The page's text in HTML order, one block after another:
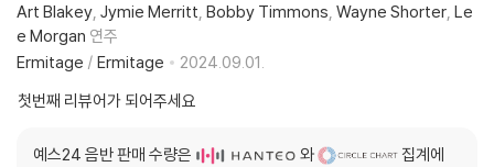
Art Blakey Jymie Merritt Bobby Timmons Wayne Shorter Le
e Morgan 연주
Ermitage / Ermitage
2024.09.01.
첫번째 리뷰어가 되어주세요
예스24 음반 판매 수량은 와
집계에